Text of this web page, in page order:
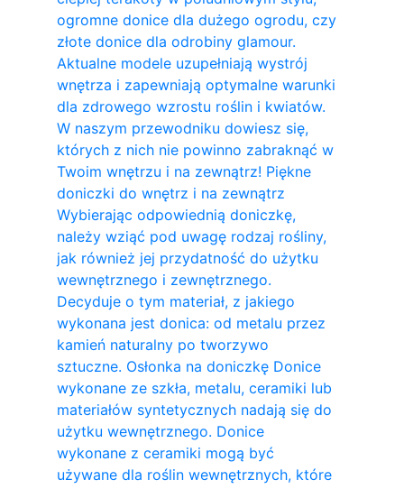
ogromne donice dla dużego ogrodu, czy
złote donice dla odrobiny glamour.
Aktualne modele uzupełniają wystrój
wnętrza i zapewniają optymalne warunki
dla zdrowego wzrostu roślin i kwiatów.
W naszym przewodniku dowiesz się,
których z nich nie powinno zabraknąć w
Twoim wnętrzu i na zewnątrz! Piękne
doniczki do wnętrz i na zewnątrz
Wybierając odpowiednią doniczkę,
należy wziąć pod uwagę rodzaj rośliny,
jak również jej przydatność do użytku
wewnętrznego i zewnętrznego.
Decyduje o tym materiał, z jakiego
wykonana jest donica: od metalu przez
kamień naturalny po tworzywo
sztuczne. Osłonka na doniczkę Donice
wykonane ze szkła, metalu, ceramiki lub
materiałów syntetycznych nadają się do
użytku wewnętrznego. Donice
wykonane z ceramiki mogą być
używane dla roślin wewnętrznych, które